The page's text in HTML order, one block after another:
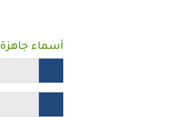
أسماء جاهزة